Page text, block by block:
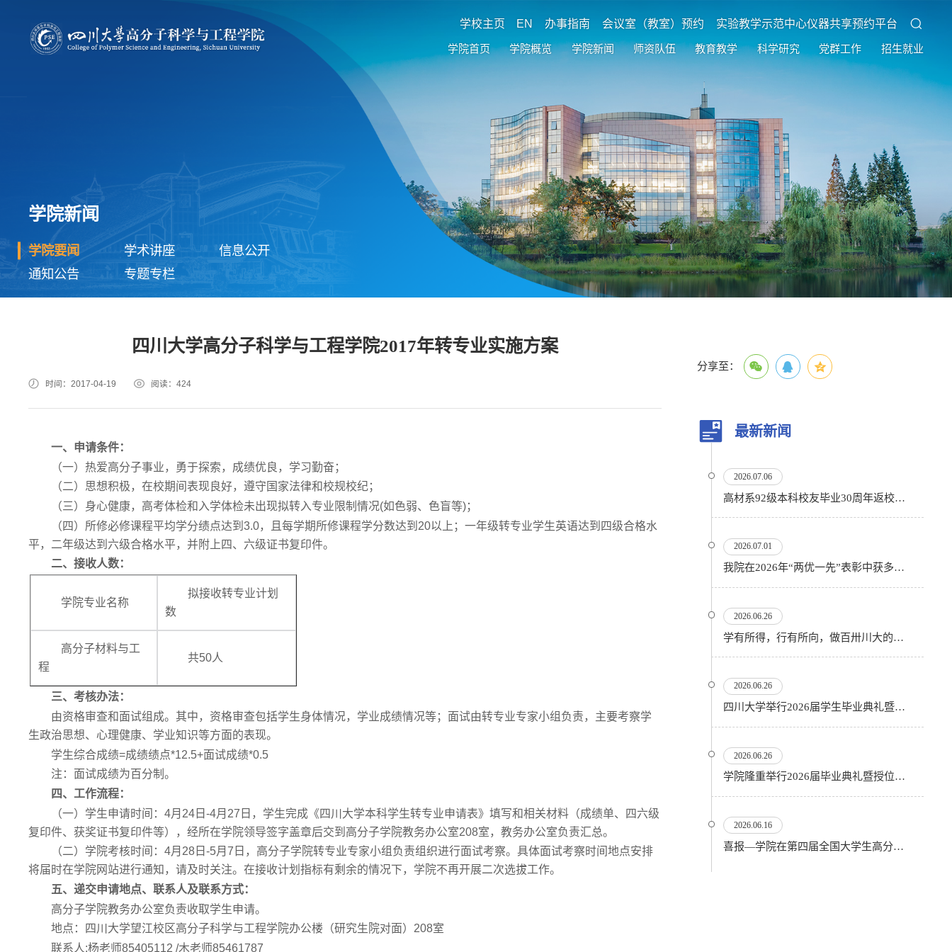
学校主页 EN 办事指南 会议室（教室）预约 实验教学示范中心仪器共享预约平台
学院首页 学院概览 学院新闻 师资队伍 教育教学 科学研究 党群工作 招生就业
学院新闻
学院要闻 学术讲座
信息公开
通知公告
专题专栏
四川大学高分子科学与工程学院2017年转专业实施方案
时间：2017-04-19 阅读： 424
一、申请条件：
（一）热爱高分子事业，勇于探索，成绩优良，学习勤奋；
（二）思想积极，在校期间表现良好，遵守国家法律和校规校纪；
（三）身心健康，高考体检和入学体检未出现拟转入专业限制情况(如色弱、色盲等)；
（四）所修必修课程平均学分绩点达到3.0，且每学期所修课程学分数达到20以上；一年级转专业学生英语达到四级合格水
平，二年级达到六级合格水平，并附上四、六级证书复印件。
二、接收人数：
学院专业名称
拟接收转专业计划
数
高分子材料与工
程
共50人
三、考核办法：
由资格审查和面试组成。其中，资格审查包括学生身体情况，学业成绩情况等；面试由转专业专家小组负责，主要考察学
生政治思想、心理健康、学业知识等方面的表现。
学生综合成绩=成绩绩点*12.5+面试成绩*0.5
注：面试成绩为百分制。
四、工作流程：
（一）学生申请时间：4月24日-4月27日，学生完成《四川大学本科学生转专业申请表》填写和相关材料（成绩单、四六级
复印件、获奖证书复印件等），经所在学院领导签字盖章后交到高分子学院教务办公室208室，教务办公室负责汇总。
（二）学院考核时间：4月28日-5月7日，高分子学院转专业专家小组负责组织进行面试考察。具体面试考察时间地点安排
将届时在学院网站进行通知，请及时关注。在接收计划指标有剩余的情况下，学院不再开展二次选拔工作。
五、递交申请地点、联系人及联系方式：
高分子学院教务办公室负责收取学生申请。
地点：四川大学望江校区高分子科学与工程学院办公楼（研究生院对面）208室
联系人:杨老师85405112 /木老师85461787
分享至：
最新新闻
2026.07.06
高材系92级本科校友毕业30周年返校活动顺利举行
2026.07.01
我院在2026年“两优一先”表彰中获多项殊荣
2026.06.26
学有所得，行有所向，做百卅川大的薪火赓续者——校长汪劲松在四川大学2026届学生毕业典礼上的...
2026.06.26
四川大学举行2026届学生毕业典礼暨学位授予仪式
2026.06.26
​学院隆重举行2026届毕业典礼暨授位仪式
2026.06.16
喜报—学院在第四届全国大学生高分子材料实验实践虚拟仿真大赛再创佳绩